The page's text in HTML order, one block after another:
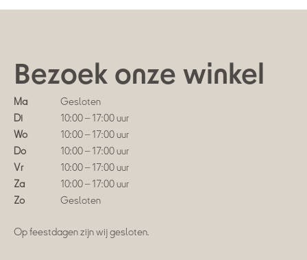
Bezoek onze winkel
Ma
Gesloten
Di
10:00 – 17:00 uur
Wo
10:00 – 17:00 uur
Do
10:00 – 17:00 uur
Vr
10:00 – 17:00 uur
Za
10:00 – 17:00 uur
Zo
Gesloten
Op feestdagen zijn wij gesloten.